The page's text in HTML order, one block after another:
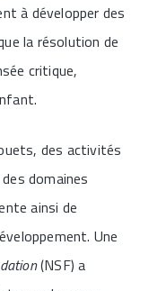
à développer des
la résolution de
critique,
des activités
domaines
ainsi de
Une
(NSF) a